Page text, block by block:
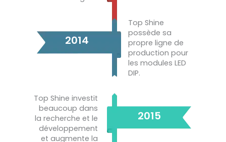
Top Shine
possède sa
propre ligne de
production pour
les modules LED
DIP.
2014
Top Shine investit
beaucoup dans
la recherche et le
développement
et augmente la
2015